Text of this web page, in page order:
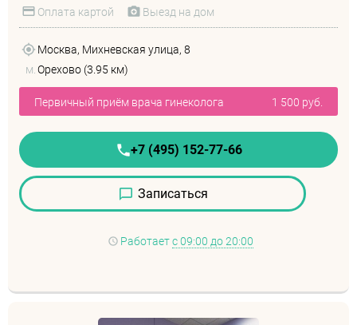
Оплата картой Выезд на дом
Москва, Михневская улица, 8
м. Орехово (3.95 км)
Первичный приём врача гинеколога 1 500 руб.
+7 (495) 152-77-66
Записаться
Работаетс 09:00 до 20:00